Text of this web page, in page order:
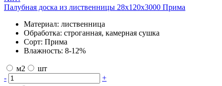
Палубная доска из лиственницы 28х120х3000 Прима
Материал: лиственница
Обработка: строганная, камерная сушка
Сорт: Прима
Влажность: 8-12%
м2
шт
-
+